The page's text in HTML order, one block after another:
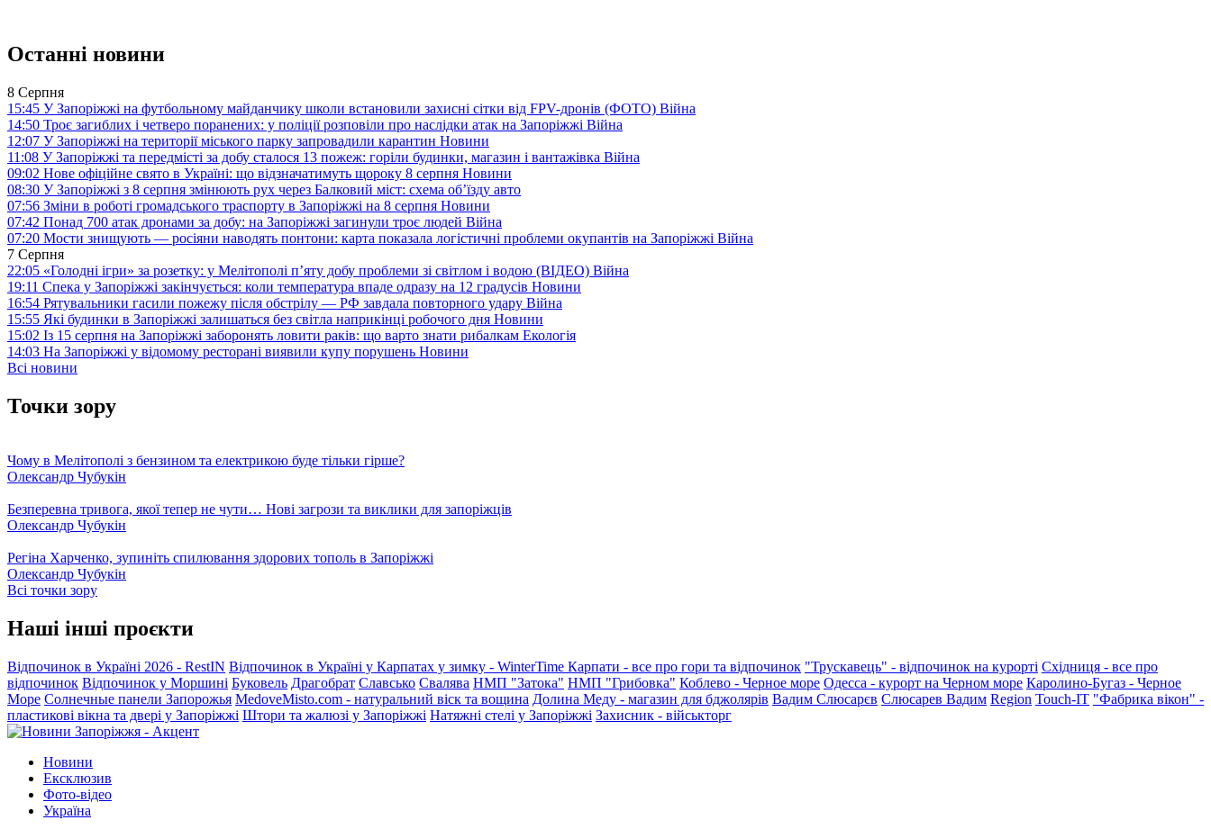
Останні новини
8 Серпня
15:45 У Запоріжжі на футбольному майданчику школи встановили захисні сітки від FPV-дронів (ФОТО) Війна
14:50 Троє загиблих і четверо поранених: у поліції розповіли про наслідки атак на Запоріжжі Війна
12:07 У Запоріжжі на території міського парку запровадили карантин Новини
11:08 У Запоріжжі та передмісті за добу сталося 13 пожеж: горіли будинки, магазин і вантажівка Війна
09:02 Нове офіційне свято в Україні: що відзначатимуть щороку 8 серпня Новини
08:30 У Запоріжжі з 8 серпня змінюють рух через Балковий міст: схема об’їзду авто
07:56 Зміни в роботі громадського траспорту в Запоріжжі на 8 серпня Новини
07:42 Понад 700 атак дронами за добу: на Запоріжжі загинули троє людей Війна
07:20 Мости знищують — росіяни наводять понтони: карта показала логістичні проблеми окупантів на Запоріжжі Війна
7 Серпня
22:05 «Голодні ігри» за розетку: у Мелітополі п’яту добу проблеми зі світлом і водою (ВІДЕО) Війна
19:11 Спека у Запоріжжі закінчується: коли температура впаде одразу на 12 градусів Новини
16:54 Рятувальники гасили пожежу після обстрілу — РФ завдала повторного удару Війна
15:55 Які будинки в Запоріжжі залишаться без світла наприкінці робочого дня Новини
15:02 Із 15 серпня на Запоріжжі заборонять ловити раків: що варто знати рибалкам Екологія
14:03 На Запоріжжі у відомому ресторані виявили купу порушень Новини
Всі новини
Точки зору
Чому в Мелітополі з бензином та електрикою буде тільки гірше?
Олександр Чубукін
Безперевна тривога, якої тепер не чути… Нові загрози та виклики для запоріжців
Олександр Чубукін
Регіна Харченко, зупиніть спилювання здорових тополь в Запоріжжі
Олександр Чубукін
Всі точки зору
Наші інші проєкти
Відпочинок в Україні 2026 - RestIN Відпочинок в Україні у Карпатах у зимку - WinterTime Карпати - все про гори та відпочинок "Трускавець" - відпочинок на курорті Східниця - все про
відпочинок Відпочинок у Моршині Буковель Драгобрат Славсько Свалява НМП "Затока" НМП "Грибовка" Коблево - Черное море Одесса - курорт на Черном море Каролино-Бугаз - Черное
Море Солнечные панели Запорожья MedoveMisto.com - натуральний віск та вощина Долина Меду - магазин для бджолярів Вадим Слюсарєв Слюсарев Вадим Region Touch-IT "Фабрика вікон" -
пластикові вікна та двері у Запоріжжі Штори та жалюзі у Запоріжжі Натяжні стелі у Запоріжжі Захисник - військторг
Новини
Ексклюзив
Фото-відео
Україна